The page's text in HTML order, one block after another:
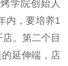
学院创始人
内，要培养1
。第二个目
延伸端，店